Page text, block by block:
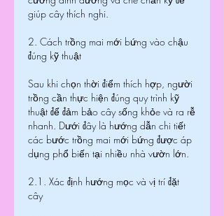
giúp cây thích nghi.
2. Cách trồng mai mới bứng vào chậu
đúng kỹ thuật
Sau khi chọn thời điểm thích hợp, người
trồng cần thực hiện đúng quy trình kỹ
thuật để đảm bảo cây sống khỏe và ra rễ
nhanh. Dưới đây là hướng dẫn chi tiết
các bước trồng mai mới bứng được áp
dụng phổ biến tại nhiều nhà vườn lớn.
2.1. Xác định hướng mọc và vị trí đặt
cây